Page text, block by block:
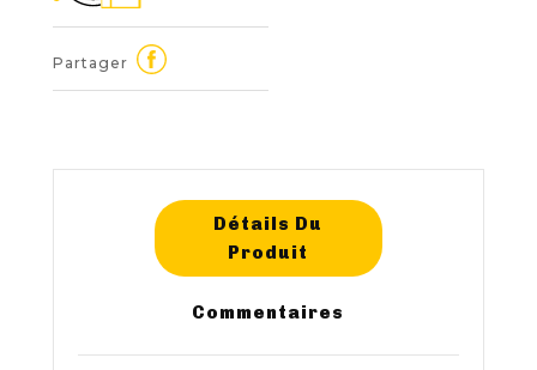
Partager
Détails Du
Produit
Commentaires